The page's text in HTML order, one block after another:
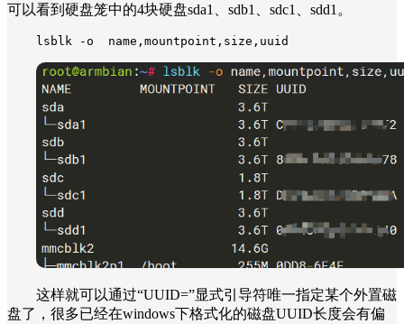
可以看到硬盘笼中的4块硬盘sda1、sdb1、sdc1、sdd1。
lsblk -o  name,mountpoint,size,uuid
这样就可以通过“UUID=”显式引导符唯一指定某个外置磁
盘了，很多已经在windows下格式化的磁盘UUID长度会有偏